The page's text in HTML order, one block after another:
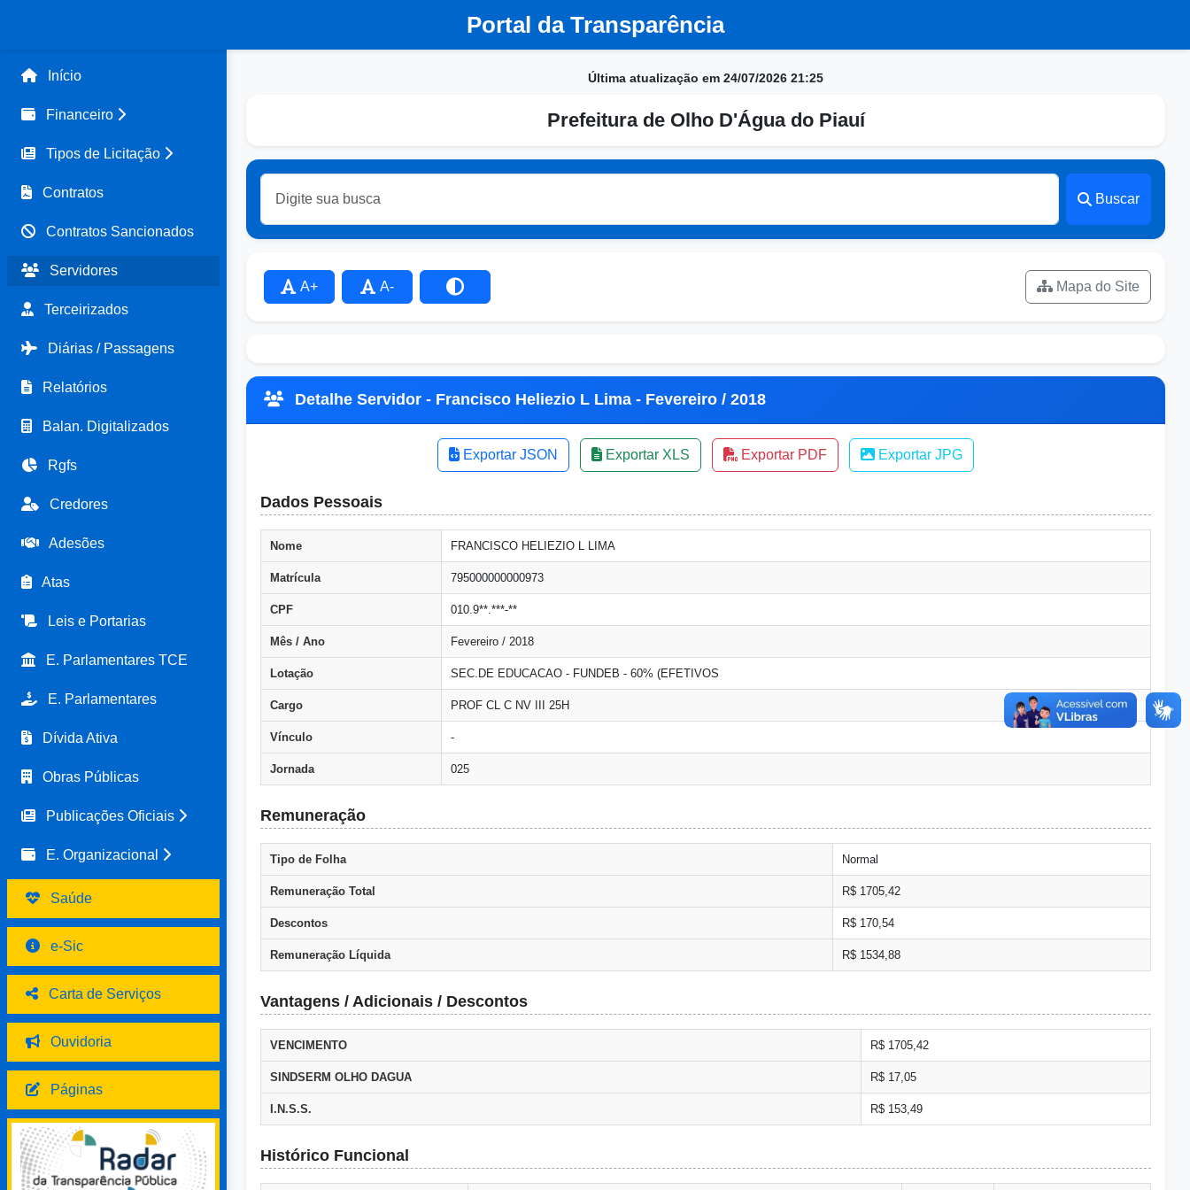
Portal da Transparência
Início
Financeiro
Tipos de Licitação
Contratos
Contratos Sancionados
Servidores
Terceirizados
Diárias / Passagens
Relatórios
Balan. Digitalizados
Rgfs
Credores
Adesões
Atas
Leis e Portarias
E. Parlamentares TCE
E. Parlamentares
Dívida Ativa
Obras Públicas
Publicações Oficiais
E. Organizacional
Saúde
e-Sic
Carta de Serviços
Ouvidoria
Páginas
Última atualização em 24/07/2026 21:25
Prefeitura de Olho D'Água do Piauí
Buscar
A+ A- Mapa do Site
Detalhe Servidor - Francisco Heliezio L Lima - Fevereiro / 2018
Exportar JSON Exportar XLS Exportar PDF Exportar JPG
Dados Pessoais
Nome FRANCISCO HELIEZIO L LIMA
Matrícula 795000000000973
CPF 010.9**.***-**
Mês / Ano Fevereiro / 2018
Lotação SEC.DE EDUCACAO - FUNDEB - 60% (EFETIVOS
Cargo PROF CL C NV III 25H
Vínculo -
Jornada 025
Remuneração
Tipo de Folha Normal
Remuneração Total R$ 1705,42
Descontos R$ 170,54
Remuneração Líquida R$ 1534,88
Vantagens / Adicionais / Descontos
VENCIMENTO R$ 1705,42
SINDSERM OLHO DAGUA R$ 17,05
I.N.S.S. R$ 153,49
Histórico Funcional